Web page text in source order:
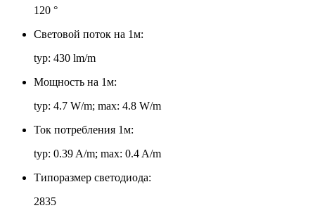
120 °
Световой поток на 1м:
typ: 430 lm/m
Мощность на 1м:
typ: 4.7 W/m; max: 4.8 W/m
Ток потребления 1м:
typ: 0.39 A/m; max: 0.4 A/m
Типоразмер светодиода:
2835